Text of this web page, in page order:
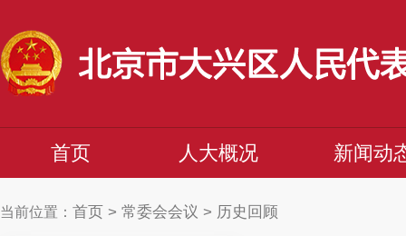
首页 人大概况 新闻动
当前位置： 首页 > 常委会会议 > 历史回顾